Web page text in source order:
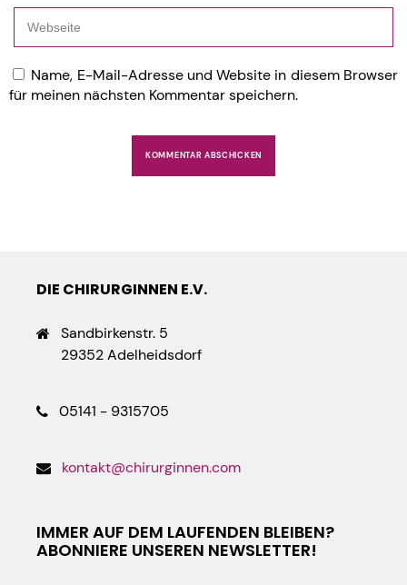
Name, E-Mail-Adresse und Website in diesem Browser
für meinen nächsten Kommentar speichern.
DIE CHIRURGINNEN E.V.
Sandbirkenstr. 5
29352 Adelheidsdorf
05141 - 9315705
kontakt@chirurginnen.com
IMMER AUF DEM LAUFENDEN BLEIBEN?
ABONNIERE UNSEREN NEWSLETTER!